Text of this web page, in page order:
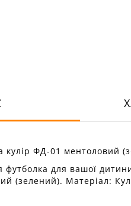
кулір ФД-01 ментоловий
футболка для вашої
(зелений). Матеріал: